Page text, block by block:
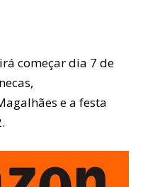
começar dia 7 de
e a festa